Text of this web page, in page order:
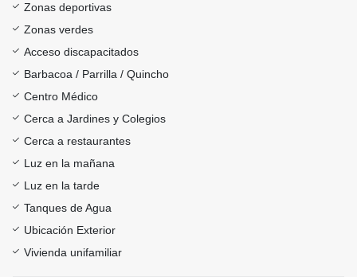
Zonas deportivas
Zonas verdes
Acceso discapacitados
Barbacoa / Parrilla / Quincho
Centro Médico
Cerca a Jardines y Colegios
Cerca a restaurantes
Luz en la mañana
Luz en la tarde
Tanques de Agua
Ubicación Exterior
Vivienda unifamiliar